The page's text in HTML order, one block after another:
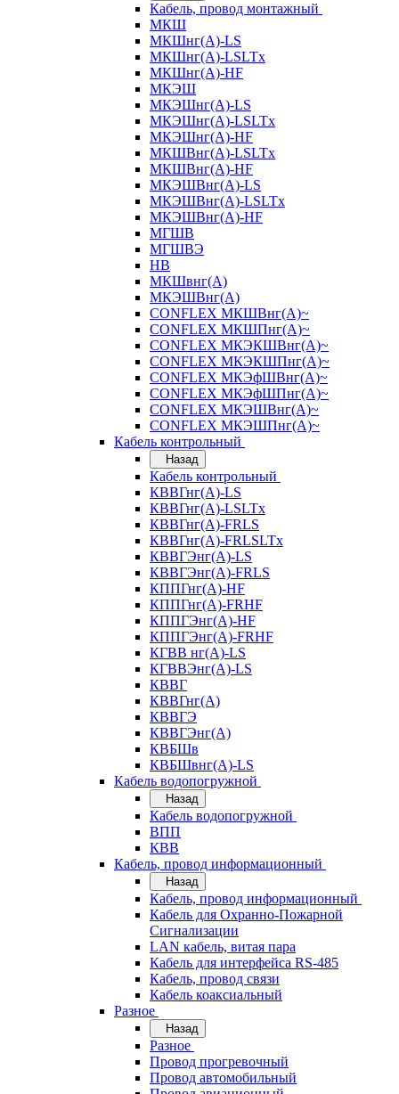
Кабель, провод монтажный
МКШ
МКШнг(А)-LS
МКШнг(А)-LSLTx
МКШнг(А)-HF
МКЭШ
МКЭШнг(А)-LS
МКЭШнг(А)-LSLTx
МКЭШнг(А)-HF
МКШВнг(A)-LSLTx
МКШВнг(А)-HF
МКЭШВнг(А)-LS
МКЭШВнг(A)-LSLTx
МКЭШВнг(А)-HF
МГШВ
МГШВЭ
НВ
МКШвнг(А)
МКЭШВнг(А)
CONFLEX МКШВнг(А)~
CONFLEX МКШПнг(А)~
CONFLEX МКЭКШВнг(А)~
CONFLEX МКЭКШПнг(А)~
CONFLEX МКЭфШВнг(А)~
CONFLEX МКЭфШПнг(А)~
CONFLEX МКЭШВнг(А)~
CONFLEX МКЭШПнг(А)~
Кабель контрольный
Назад
Кабель контрольный
КВВГнг(А)-LS
КВВГнг(А)-LSLTx
КВВГнг(А)-FRLS
КВВГнг(А)-FRLSLTx
КВВГЭнг(А)-LS
КВВГЭнг(А)-FRLS
КППГнг(А)-HF
КППГнг(А)-FRHF
КППГЭнг(А)-HF
КППГЭнг(А)-FRHF
КГВВ нг(А)-LS
КГВВЭнг(А)-LS
КВВГ
КВВГнг(А)
КВВГЭ
КВВГЭнг(А)
КВБШв
КВБШвнг(А)-LS
Кабель водопогружной
Назад
Кабель водопогружной
ВПП
КВВ
Кабель, провод информационный
Назад
Кабель, провод информационный
Кабель для Охранно-Пожарной
Сигнализации
LAN кабель, витая пара
Кабель для интерфейса RS-485
Кабель, провод связи
Кабель коаксиальный
Разное
Назад
Разное
Провод прогревочный
Провод автомобильный